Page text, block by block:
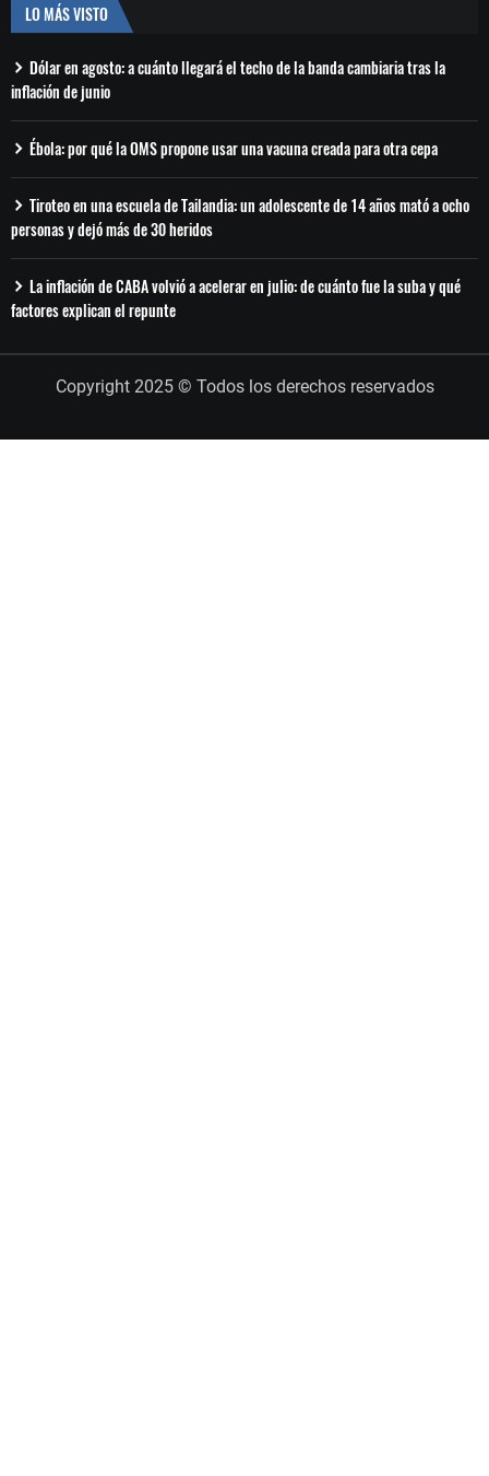
LO MÁS VISTO
Dólar en agosto: a cuánto llegará el techo de la banda cambiaria tras la
inflación de junio
Ébola: por qué la OMS propone usar una vacuna creada para otra cepa
Tiroteo en una escuela de Tailandia: un adolescente de 14 años mató a ocho
personas y dejó más de 30 heridos
La inflación de CABA volvió a acelerar en julio: de cuánto fue la suba y qué
factores explican el repunte
Copyright 2025 © Todos los derechos reservados